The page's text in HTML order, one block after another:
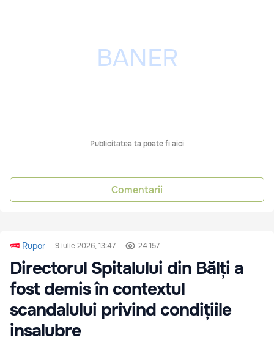
Publicitatea ta poate fi aici
Comentarii
Rupor 9 iulie 2026, 13:47 24 157
Directorul Spitalului din Bălți a
fost demis în contextul
scandalului privind condițiile
insalubre